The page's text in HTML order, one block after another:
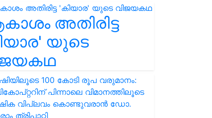
അതിരിട്ട
യുടെ